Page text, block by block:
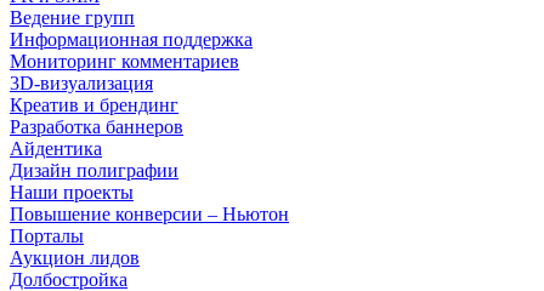
Ведение групп
Информационная поддержка
Мониторинг комментариев
3D-визуализация
Креатив и брендинг
Разработка баннеров
Айдентика
Дизайн полиграфии
Наши проекты
Повышение конверсии – Ньютон
Порталы
Аукцион лидов
Долбостройка